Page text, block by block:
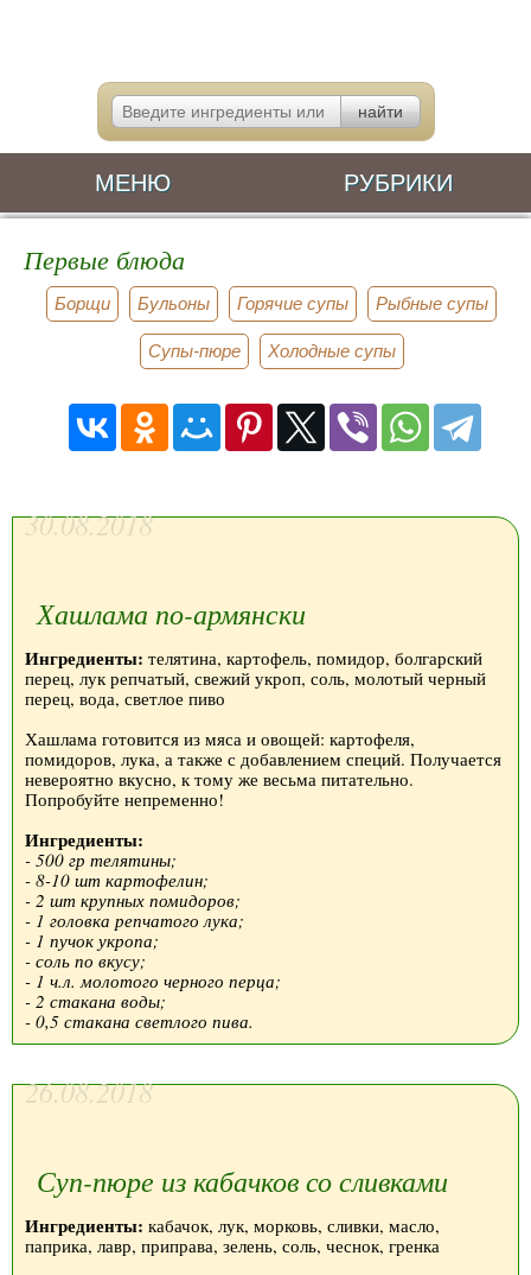
МЕНЮ РУБРИКИ
Первые блюда
Борщи Бульоны Горячие супы Рыбные супы
Супы-пюре Холодные супы
30.08.2018
Хашлама по-армянски
Ингредиенты: телятина, картофель, помидор, болгарский
перец, лук репчатый, свежий укроп, соль, молотый черный
перец, вода, светлое пиво
Хашлама готовится из мяса и овощей: картофеля,
помидоров, лука, а также с добавлением специй. Получается
невероятно вкусно, к тому же весьма питательно.
Попробуйте непременно!
Ингредиенты:
- 500 гр телятины;
- 8-10 шт картофелин;
- 2 шт крупных помидоров;
- 1 головка репчатого лука;
- 1 пучок укропа;
- соль по вкусу;
- 1 ч.л. молотого черного перца;
- 2 стакана воды;
- 0,5 стакана светлого пива.
26.08.2018
Суп-пюре из кабачков со сливками
Ингредиенты: кабачок, лук, морковь, сливки, масло,
паприка, лавр, приправа, зелень, соль, чеснок, гренка